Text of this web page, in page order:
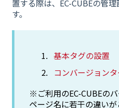
置する際は、EC-CUBEの管
す。
基本タグの設置
コンバージョン
※ご利用のEC-CUBEのバ
ページ名に若干の違いが